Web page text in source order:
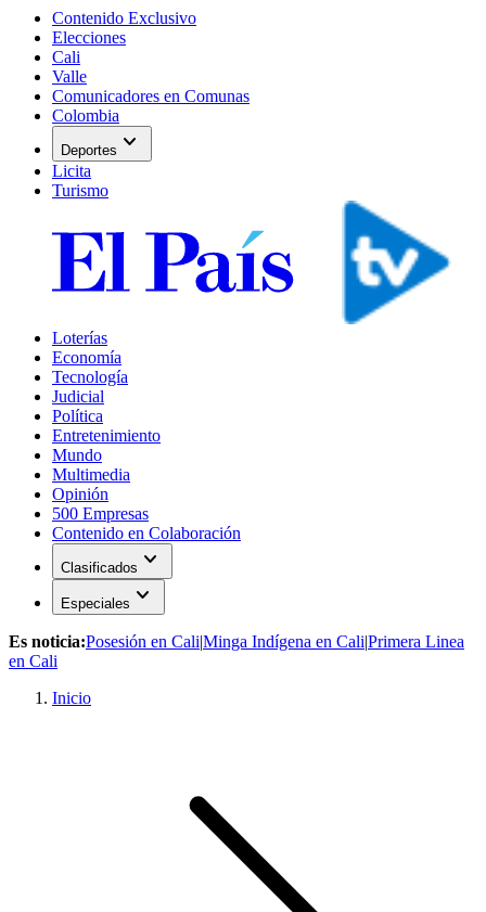
Contenido Exclusivo
Elecciones
Cali
Valle
Comunicadores en Comunas
Colombia
Deportes expand_more
Licita
Turismo
Loterías
Economía
Tecnología
Judicial
Política
Entretenimiento
Mundo
Multimedia
Opinión
500 Empresas
Contenido en Colaboración
Clasificados expand_more
Especiales expand_more
Es noticia:Posesión en Cali|Minga Indígena en Cali|Primera Linea
en Cali
Inicio